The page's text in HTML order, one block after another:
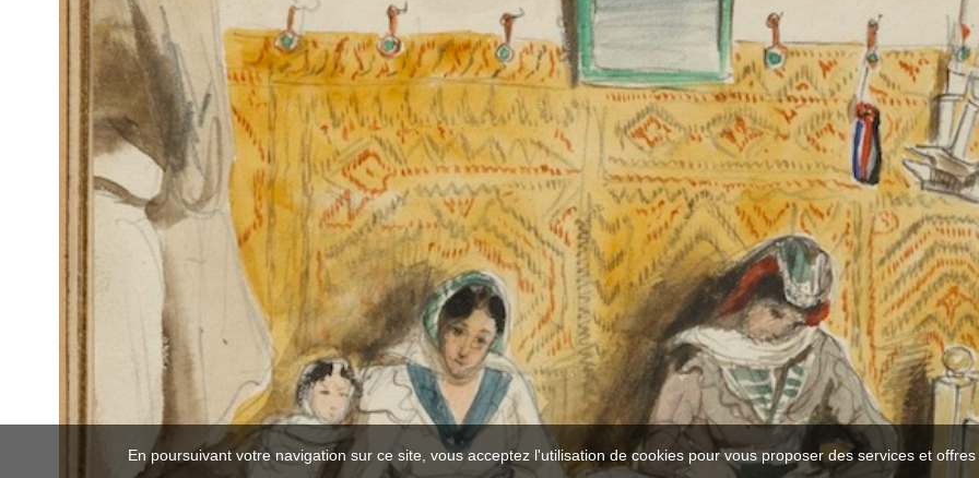
En poursuivant votre navigation sur ce site, vous acceptez l'utilisation de cookies pour vous proposer des services et